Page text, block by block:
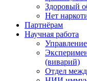
Здоровый
Нет
Партнёрам
Научная работа
(виварий)
Отдел